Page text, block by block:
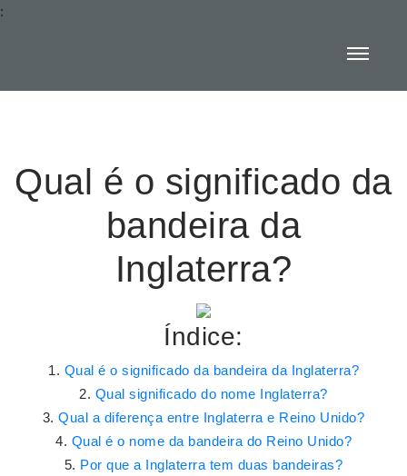
:
Qual é o significado da
bandeira da
Inglaterra?
Índice:
Qual é o significado da bandeira da Inglaterra?
Qual significado do nome Inglaterra?
Qual a diferença entre Inglaterra e Reino Unido?
Qual é o nome da bandeira do Reino Unido?
Por que a Inglaterra tem duas bandeiras?